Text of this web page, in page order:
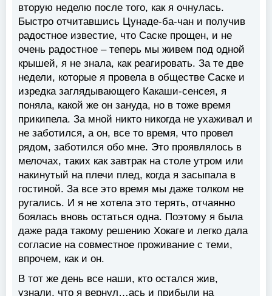
вторую неделю после того, как я очнулась.
Быстро отчитавшись Цунаде-ба-чан и получив
радостное известие, что Саске прощен, и не
очень радостное – теперь мы живем под одной
крышей, я не знала, как реагировать. За те две
недели, которые я провела в обществе Саске и
изредка заглядывающего Какаши-сенсея, я
поняла, какой же он зануда, но в тоже время
прикипела. За мной никто никогда не ухаживал и
не заботился, а он, все то время, что провел
рядом, заботился обо мне. Это проявлялось в
мелочах, таких как завтрак на столе утром или
накинутый на плечи плед, когда я засыпала в
гостиной. За все это время мы даже толком не
ругались. И я не хотела это терять, отчаянно
боялась вновь остаться одна. Поэтому я была
даже рада такому решению Хокаге и легко дала
согласие на совместное проживание с теми,
впрочем, как и он.
В тот же день все наши, кто остался жив,
узнали, что я вернул…ась и прибыли на